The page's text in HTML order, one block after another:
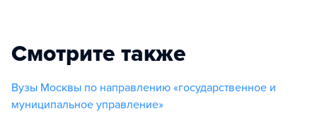
Смотрите также
Вузы Москвы по направлению «государственное и
муниципальное управление»